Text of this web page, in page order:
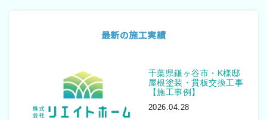
最新の施工実績
千葉県鎌ヶ谷市・K様邸
屋根塗装・貫板交換工事
【施工事例】
2026.04.28